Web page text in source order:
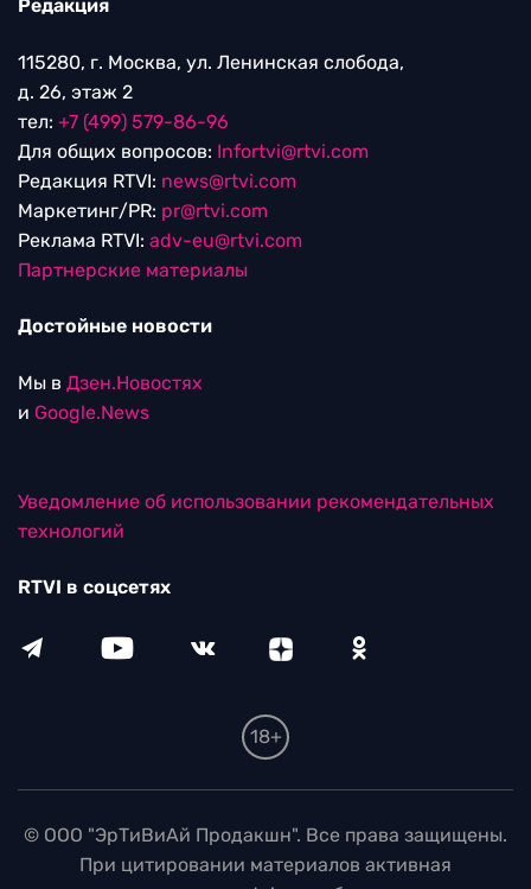
Выходные данные СМИ RTVI
Пользовательское соглашение
Политика обработки персональных данных
115280, г. Москва, ул. Ленинская слобода,
Для общих вопросов:Infortvi@rtvi.com
Редакция RTVI:
Реклама RTVI: adv-eu@rtvi.com
Уведомление об использовании рекомендательных